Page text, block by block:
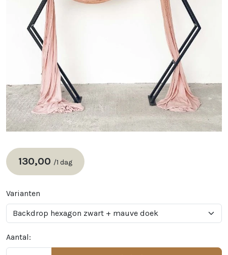
130,00 /1 dag
Varianten
Aantal: